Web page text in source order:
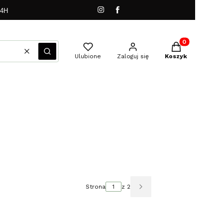
WyczyśćSzukaj Ulubione Zaloguj się
Produkty w
Koszyk
Strona z 2 Następne produkty